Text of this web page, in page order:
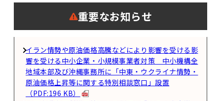
重要なお知らせ
イラン情勢や原油価格高騰などにより影響を受ける影
響を受ける中小企業・小規模事業者対策 中小機構全
地域本部及び沖縄事務所に「中東・ウクライナ情勢・
原油価格上昇等に関する特別相談窓口」設置
（PDF:196 KB）